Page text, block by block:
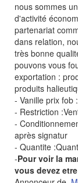
nous sommes
d'activité
partenariat
dans relation,
très bonne
pouvons vous
exportation :
produits
- Vanille prix fob
- Restriction
-
après signatur
- Quantite
-Pour voir la
vous devez etre